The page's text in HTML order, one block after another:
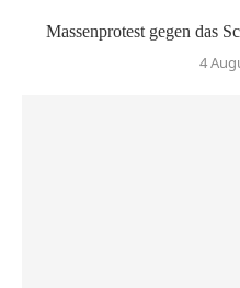
Massenprotest gegen das
4